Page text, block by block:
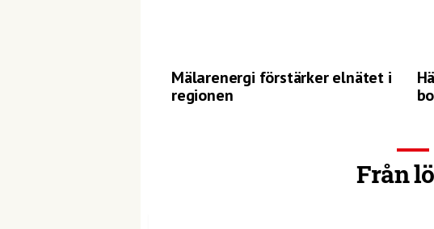
Mälarenergi förstärker elnätet i
regionen
Från